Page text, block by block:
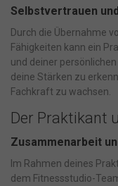
Selbstvertrauen
Durch die Übernahme
Fähigkeiten kann ein
und deiner
deine Stärken zu
Fachkraft zu wachsen.
Der Praktikant
Zusammenarbeit
Im Rahmen deines
dem Fitnessstudio-